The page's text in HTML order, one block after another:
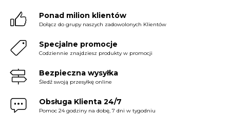
Ponad milion klientów
Dołącz do grupy naszych zadowolonych Klientów
Specjalne promocje
Codziennie znajdziesz produkty w promocji
Bezpieczna wysyłka
Śledź swoją przesyłkę online
Obsługa Klienta 24/7
Pomoc 24 godziny na dobę, 7 dni w tygodniu